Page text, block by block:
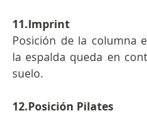
11.Imprint
Posición de la columna
la espalda queda en
suelo.
12.Posición Pilates